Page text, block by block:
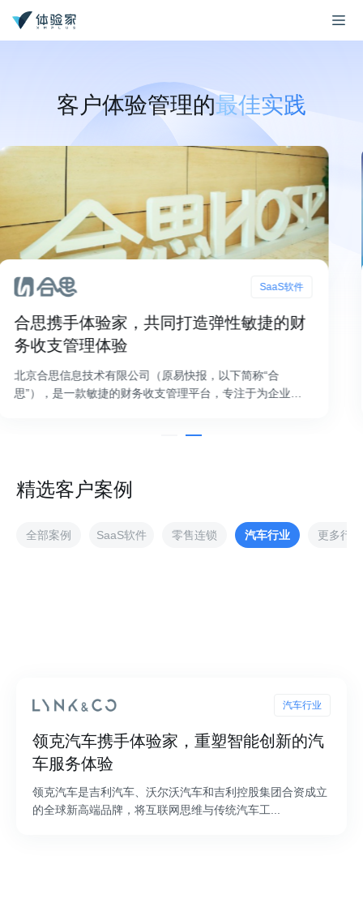
客户体验管理的最佳实践
体验家，共同打造弹性敏捷的财
理体验
技术有限公司（原易快报，以下简称“合
款敏捷的财务收支管理平台，专注于为企业提
精选客户案例
全部案例 SaaS软件 零售连锁 汽车行业 更多行业
汽车行业
领克汽车携手体验家，重塑智能创新的汽
车服务体验
领克汽车是吉利汽车、沃尔沃汽车和吉利控股集团合资成立
的全球新高端品牌，将互联网思维与传统汽车工...